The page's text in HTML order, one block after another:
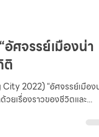
ศจรรย์เมืองน่า
ติ
2022) “อัศจรรย์เมือง
ยเรื่องราวของชีวิตและ...